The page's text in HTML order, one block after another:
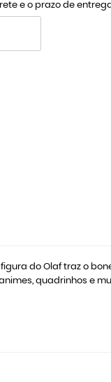
e o prazo de
do Olaf traz o
quadrinhos e